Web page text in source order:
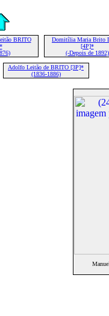
BRITO
Domitília Maria Brito
[4P]*
(-Depois de 1892)
Adolfo Leitão de BRITO [3P]*
(1836-1886)